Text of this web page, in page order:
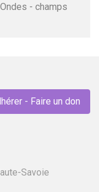
Ondes - champs
- Faire un don
Savoie